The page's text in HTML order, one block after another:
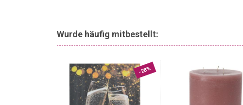
auf: Das Streifen-Muster verfügt über unterschiedliche
verspielte Leichtigkeit. Somit wirkt es lebendig und lässt
Wurde häufig mitbestellt:
-28%